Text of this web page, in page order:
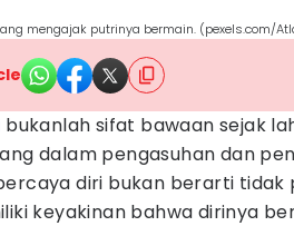
mengajak putrinya bermain. (pexels.com/
bukanlah sifat bawaan sejak
dalam pengasuhan dan
diri bukan berarti
keyakinan bahwa dirinya